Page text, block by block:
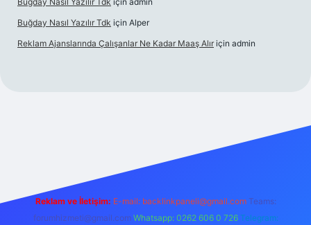
Buğday Nasıl Yazılır Tdk için Alper
Reklam Ajanslarında Çalışanlar Ne Kadar Maaş Alır için admin
Reklam ve İletişim: E-mail: backlinkpaneli@gmail.com Teams:
forumhizmeti@gmail.com Whatsapp: 0262 606 0 726 Telegram: